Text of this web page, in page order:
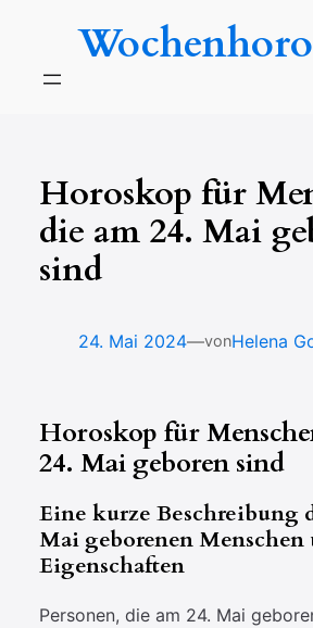
Horoskop für
die am 24. Mai
sind
24. Mai 2024—vonHelena
Horoskop für
24. Mai geboren sind
Eine kurze Beschreibung
Mai geborenen
Eigenschaften
Personen, die am 24. Mai